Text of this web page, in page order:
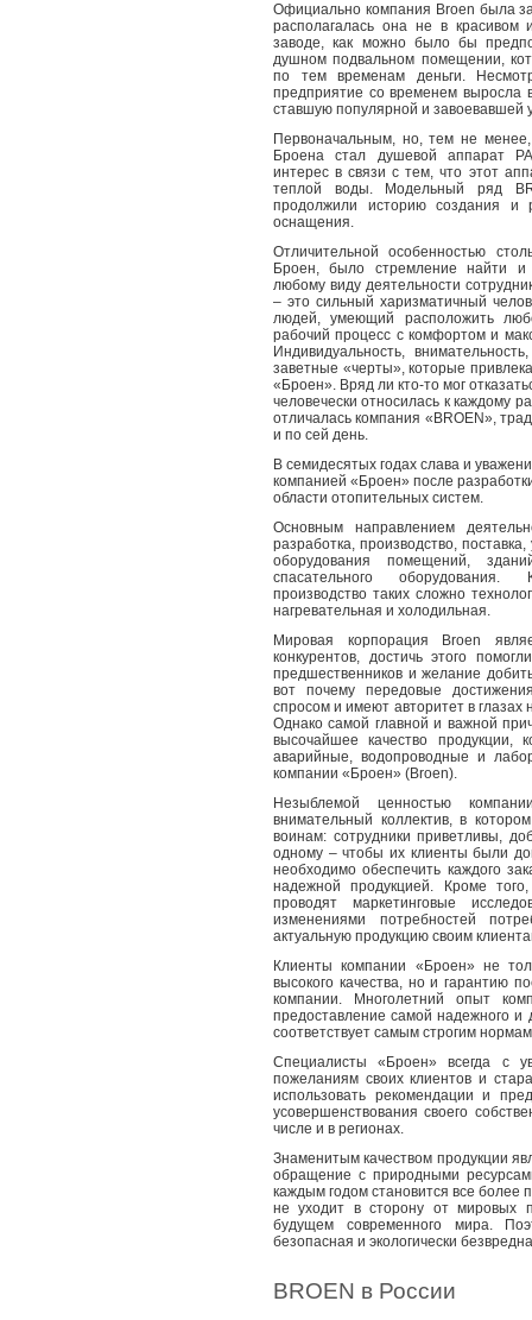
Официально компания Broen была
располагалась она не в
заводе, как можно было бы
душном подвальном помещении,
по тем временам деньги.
предприятие со временем выросла
ставшую популярной и завоевавшей
Первоначальным, но, тем не
Броена стал душевой аппарат
интерес в связи с тем, что этот
теплой воды. Модельный ряд
продолжили историю создания и
оснащения.
Отличительной особенностью
Броен, было стремление найти и
любому виду деятельности
– это сильный харизматичный
людей, умеющий расположить
рабочий процесс с комфортом и
Индивидуальность,
заветные «черты», которые
«Броен». Вряд ли кто-то мог
человечески относилась к каждому
отличалась компания «BROEN»,
и по сей день.
В семидесятых годах слава и
компанией «Броен» после
области отопительных систем.
Основным направлением
разработка, производство,
оборудования помещений,
спасательного
производство таких сложно
нагревательная и холодильная.
Мировая корпорация Broen
конкурентов, достичь этого
предшественников и желание
вот почему передовые
спросом и имеют авторитет в глазах
Однако самой главной и важной
высочайшее качество продукции,
аварийные, водопроводные и
компании «Броен» (Broen).
Незыблемой ценностью
внимательный коллектив, в
воинам: сотрудники приветливы,
одному – чтобы их клиенты были
необходимо обеспечить каждого
надежной продукцией. Кроме
проводят маркетинговые
изменениями потребностей
актуальную продукцию своим
Клиенты компании «Броен»не
высокого качества, но и гарантию
компании. Многолетний опыт
предоставление самой надежного и
соответствует самым строгим
Специалисты «Броен» всегда с
пожеланиям своих клиентов и
использовать рекомендации и
усовершенствования своего
числе и в регионах.
Знаменитым качеством продукции
обращение с природными
каждым годом становится все более
не уходит в сторону от мировых
будущем современного мира.
безопасная и экологически
BROEN в России